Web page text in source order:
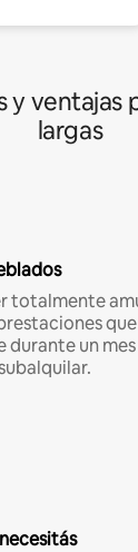
y ventajas
largas
totalmente
un mes